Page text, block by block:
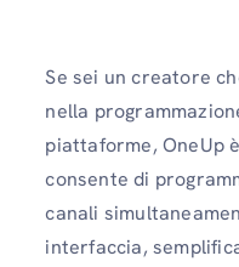
Se sei un creatore
nella
piattaforme, OneUp
consente di
canali
interfaccia,